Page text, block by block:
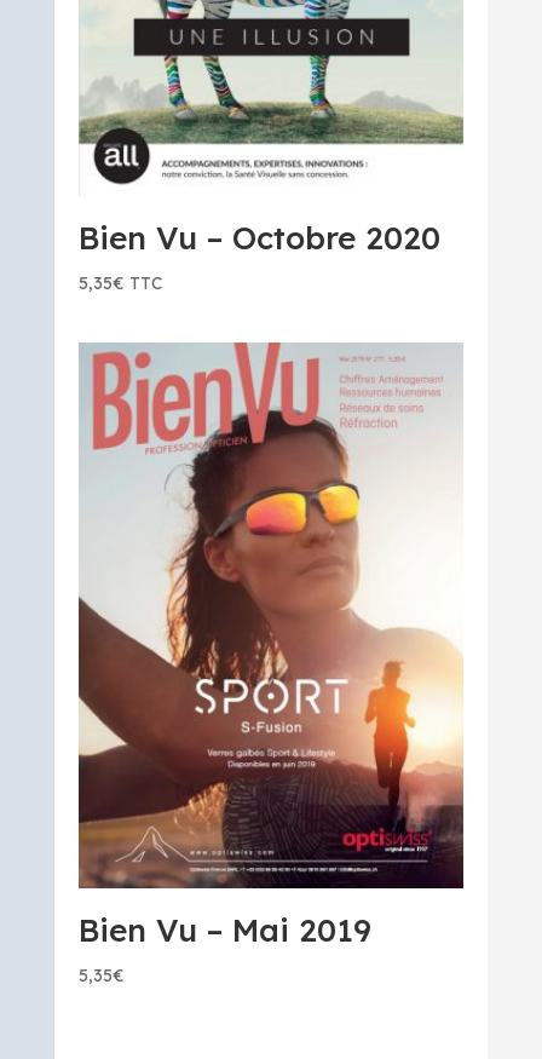
Bien Vu – Octobre 2020
5,35€ TTC
Bien Vu – Mai 2019
5,35€